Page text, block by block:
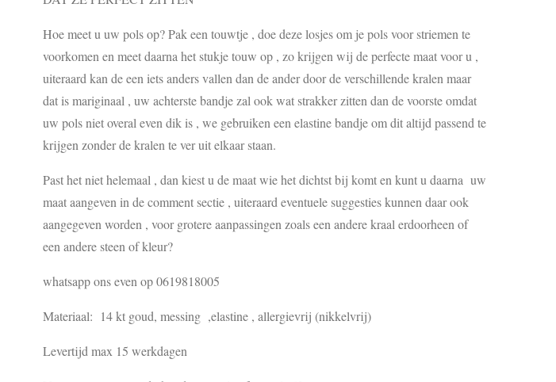
Hoe meet u uw pols op? Pak een touwtje , doe deze losjes om je pols voor striemen te
voorkomen en meet daarna het stukje touw op , zo krijgen wij de perfecte maat voor u ,
uiteraard kan de een iets anders vallen dan de ander door de verschillende kralen maar
dat is mariginaal , uw achterste bandje zal ook wat strakker zitten dan de voorste omdat
uw pols niet overal even dik is , we gebruiken een elastine bandje om dit altijd passend te
krijgen zonder de kralen te ver uit elkaar staan.
Past het niet helemaal , dan kiest u de maat wie het dichtst bij komt en kunt u daarna uw
maat aangeven in de comment sectie , uiteraard eventuele suggesties kunnen daar ook
aangegeven worden , voor grotere aanpassingen zoals een andere kraal erdoorheen of
een andere steen of kleur?
whatsapp ons even op 0619818005
Materiaal: 14 kt goud, messing ,elastine , allergievrij (nikkelvrij)
Levertijd max 15 werkdagen